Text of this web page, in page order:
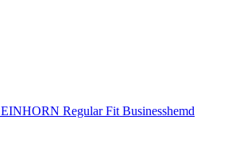
EINHORN Regular Fit Businesshemd